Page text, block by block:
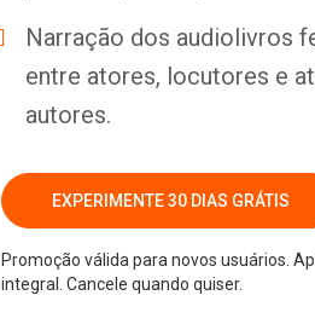
Narração dos audiolivros
entre atores, locutores e
autores.
EXPERIMENTE 30 DIAS GRÁTIS
Promoção válida para novos usuários.
integral. Cancele quando quiser.